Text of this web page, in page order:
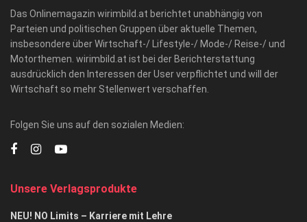
Das Onlinemagazin wirimbild.at berichtet unabhängig von
Parteien und politischen Gruppen über aktuelle Themen,
insbesondere über Wirtschaft-/ Lifestyle-/ Mode-/ Reise-/ und
Motorthemen. wirimbild.at ist bei der Berichterstattung
ausdrücklich den Interessen der User verpflichtet und will der
Wirtschaft so mehr Stellenwert verschaffen.
Folgen Sie uns auf den sozialen Medien:
Unsere Verlagsprodukte
NEU! NO Limits – Karriere mit Lehre